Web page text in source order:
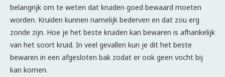
belangrijk om te weten dat kruiden goed bewaard moeten
worden. Kruiden kunnen namelijk bederven en dat zou erg
zonde zijn. Hoe je het beste kruiden kan bewaren is afhankelijk
van het soort kruid. In veel gevallen kun je dit het beste
bewaren in een afgesloten bak zodat er ook geen vocht bij
kan komen.